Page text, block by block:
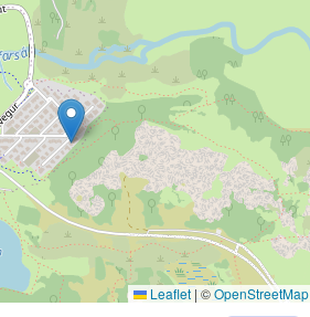
Leaflet | ©OpenStreetMap